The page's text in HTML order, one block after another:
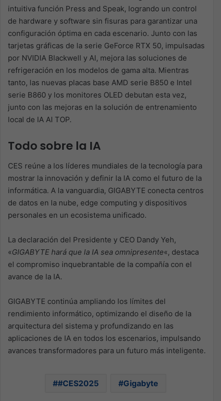
intuitiva función Press and Speak, logrando un control
de hardware y software sin fisuras para garantizar una
configuración óptima en cada escenario. Junto con las
tarjetas gráficas de la serie GeForce RTX 50, impulsadas
por NVIDIA Blackwell y AI, mejora las soluciones de
refrigeración en los modelos de gama alta. Mientras
tanto, las nuevas placas base AMD serie B850 e Intel
serie B860 y los monitores OLED debutan esta vez,
junto con las mejoras en la solución de entrenamiento
local de IA AI TOP.
Todo sobre la IA
CES reúne a los líderes mundiales de la tecnología para
mostrar la innovación y definir la IA como el futuro de la
informática. A la vanguardia, GIGABYTE conecta centros
de datos en la nube, edge computing y dispositivos
personales en un ecosistema unificado.
La declaración del Presidente y CEO Dandy Yeh,
«GIGABYTE hará que la IA sea omnipresente«, destaca
el compromiso inquebrantable de la compañía con el
avance de la IA.
GIGABYTE continúa ampliando los límites del
rendimiento informático, optimizando el diseño de la
arquitectura del sistema y profundizando en las
aplicaciones de IA en todos los escenarios, impulsando
avances transformadores para un futuro más inteligente.
#CES2025 Gigabyte